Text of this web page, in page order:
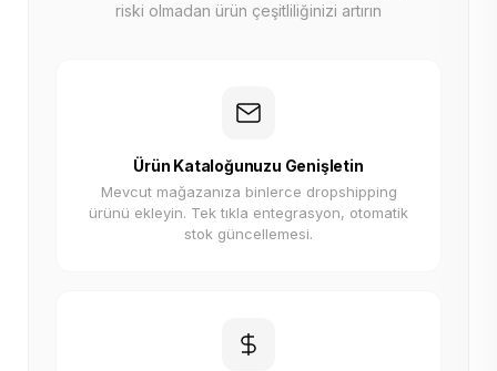
riski olmadan ürün çeşitliliğinizi artırın
Ürün Kataloğunuzu Genişletin
Mevcut mağazanıza binlerce dropshipping
ürünü ekleyin. Tek tıkla entegrasyon, otomatik
stok güncellemesi.